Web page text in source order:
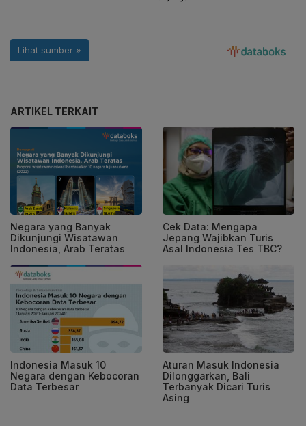
ARTIKEL TERKAIT
Negara yang Banyak
Dikunjungi Wisatawan
Indonesia, Arab Teratas
Cek Data: Mengapa
Jepang Wajibkan Turis
Asal Indonesia Tes TBC?
Indonesia Masuk 10
Negara dengan Kebocoran
Data Terbesar
Aturan Masuk Indonesia
Dilonggarkan, Bali
Terbanyak Dicari Turis
Asing